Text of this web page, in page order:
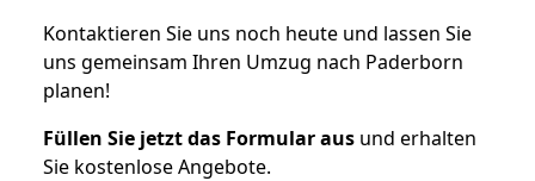
Kontaktieren Sie uns noch heute und lassen Sie
uns gemeinsam Ihren Umzug nach Paderborn
planen!
Füllen Sie jetzt das Formular aus und erhalten
Sie kostenlose Angebote.